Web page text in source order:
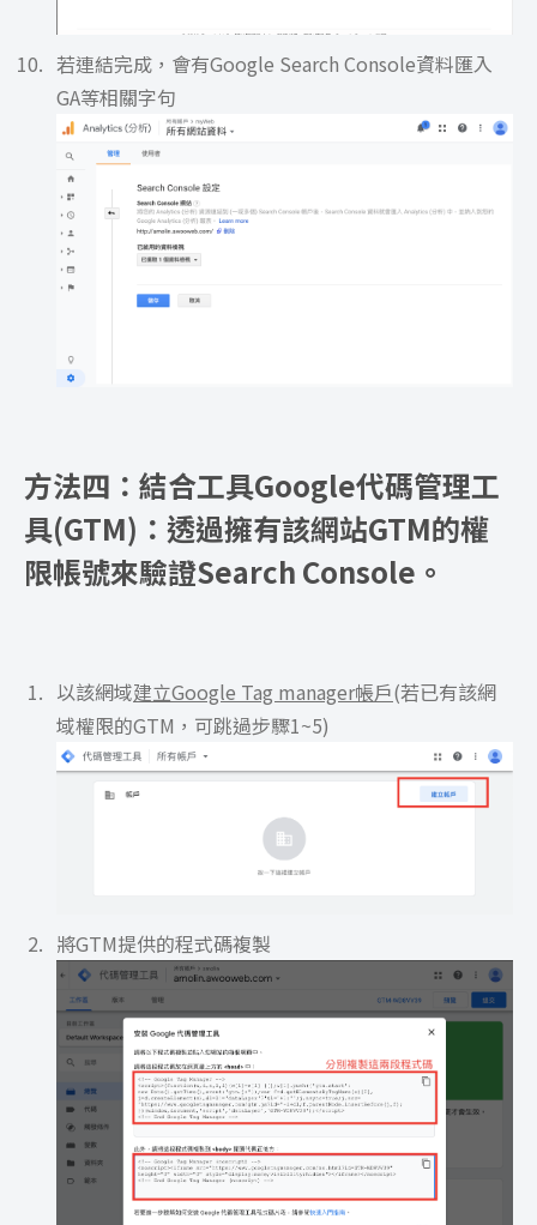
若連結完成，會有Google Search Console資料匯入
GA等相關字句
方法四：結合工具Google代碼管理工
具(GTM)：透過擁有該網站GTM的權
限帳號來驗證Search Console。
以該網域建立Google Tag manager帳戶(若已有該網
域權限的GTM，可跳過步驟1~5)
將GTM提供的程式碼複製